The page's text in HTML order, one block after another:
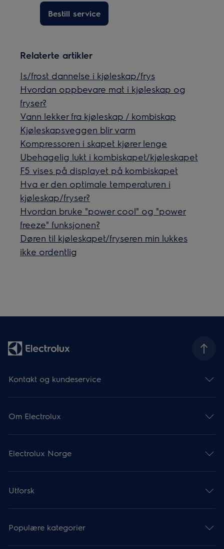
Bestill service
Relaterte artikler
Is/frost dannelse i kjøleskap/frys
Hvordan oppbevare mat i kjøleskap og
fryser?
Vann lekker fra kjøleskap / kombiskap
Kjøleskapsveggen blir varm
Kompressoren i skapet kjører lenge
Ubehagelig lukt i kombiskapet/kjøleskapet
F5 vises på displayet på kombiskapet
Hva er den optimale temperaturen i
kjøleskap/fryser?
Hvordan bruke "power cool" og "power
freeze" funksjonen?
Døren til kjøleskapet/fryseren min lukkes
ikke ordentlig
Kontakt og kundeservice
Om Electrolux
Electrolux Norge
Utforsk
Populære kategorier